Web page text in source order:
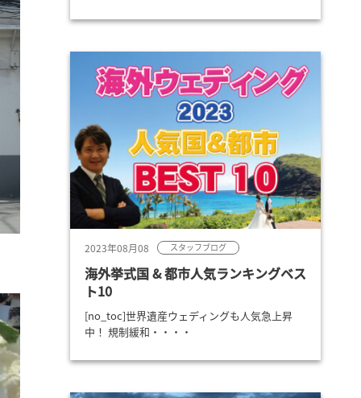
2023年08月08 スタッフブログ
海外挙式国 & 都市人気ランキングベス
ト10
[no_toc]世界遺産ウェディングも人気急上昇
中！ 規制緩和・・・・